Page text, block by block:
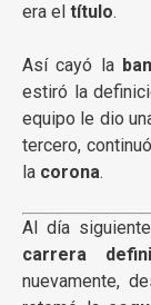
era el título.
Así cayó la
estiró la
equipo le dio
tercero,
la corona.
Al día
carrera
nuevamente,